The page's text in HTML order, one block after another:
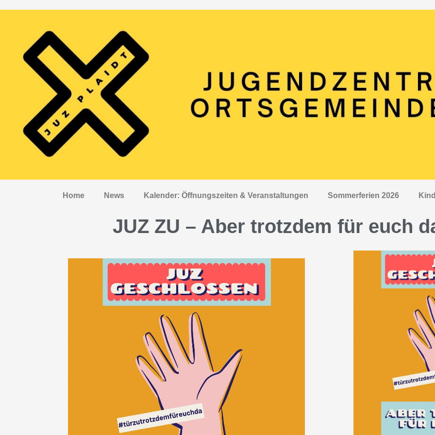
Home News Kalender: Öffnungszeiten & Veranstaltungen Sommerferien 2026
JUZ ZU – Aber trotzdem für euch